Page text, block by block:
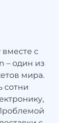
вместе с
– один из
мира.
сотни